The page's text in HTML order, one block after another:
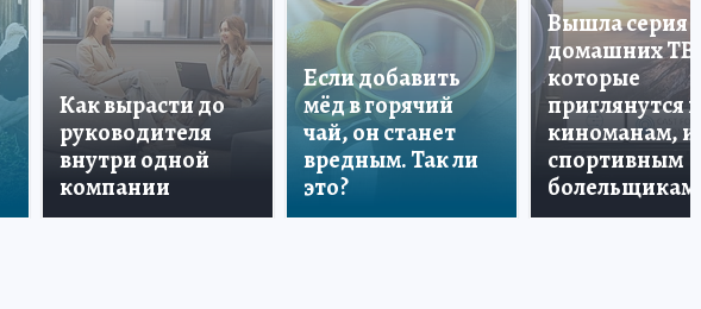
Как вырасти до
руководителя
внутри одной
компании
Если добавить
мёд в горячий
чай, он станет
вредным. Так ли
это?
Вышла серия
домашних ТВ,
которые
приглянутся и
киноманам, и
спортивным
болельщикам